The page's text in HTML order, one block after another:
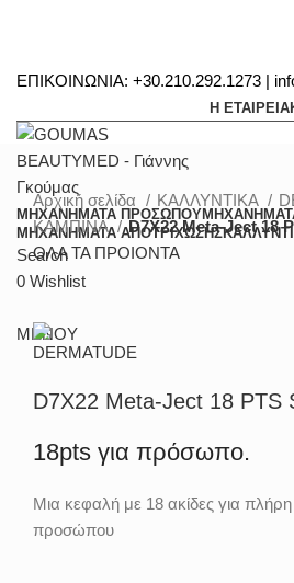
ΕΠΙΚΟΙΝΩΝΙΑ: +30.210.292.1273 |
Η ΕΤΑΙΡΕΙΑ
ΜΗΧΑΝΗΜΑΤΑ ΠΡΟΣΩΠΟΥ
ΜΗΧΑΝΗΜΑΤΑ ΑΠΟΤΡΙΧΩΣΗΣ
Search
0 Wishlist
ΜΕΝΟΥ
Αρχική σελίδα ΚΑΛΛΥΝΤΙΚΑ
ΚΑΜΠΙΝΑ
D7X22 Meta-Ject 18
ΟΛΑ ΤΑ ΠΡΟΙΟΝΤΑ
D7X22 Meta-Ject 18 PTS
18pts για πρόσωπο.
Μια κεφαλή με 18 ακίδες για
προσώπου